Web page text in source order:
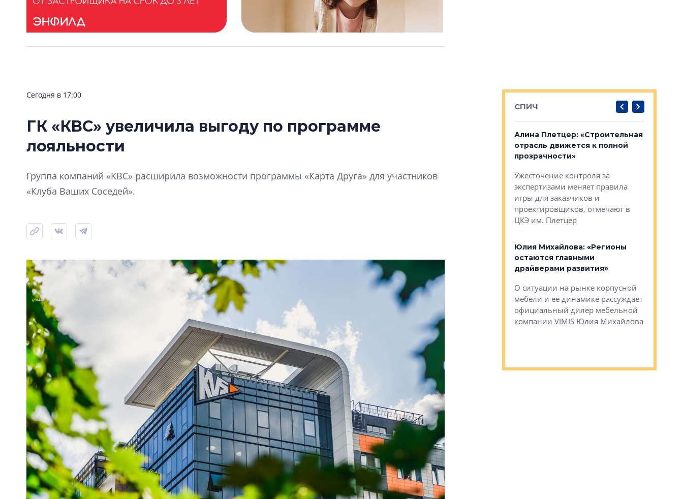
Сегодня в 17:00
ГК «КВС» увеличила выгоду по программе
лояльности
Группа компаний «КВС» расширила возможности программы «Карта Друга» для участников
«Клуба Ваших Соседей».
СПИЧ
Девелопер «Вертикаль»: поводом
апарты, которые еще больше
приблизятся к гостиничному
уровню сервиса, уверены в УК
КЕЙПОРТ
Алина Плетцер: «Строительная
отрасль движется к полной
прозрачности»
Ужесточение контроля за
экспертизами меняет правила
игры для заказчиков и
проектировщиков, отмечают в
ЦКЭ им. Плетцер
Юлия Михайлова: «Регионы
остаются главными
драйверами развития»
О ситуации на рынке корпусной
мебели и ее динамике рассуждает
официальный дилер мебельной
компании VIMIS Юлия Михайлова